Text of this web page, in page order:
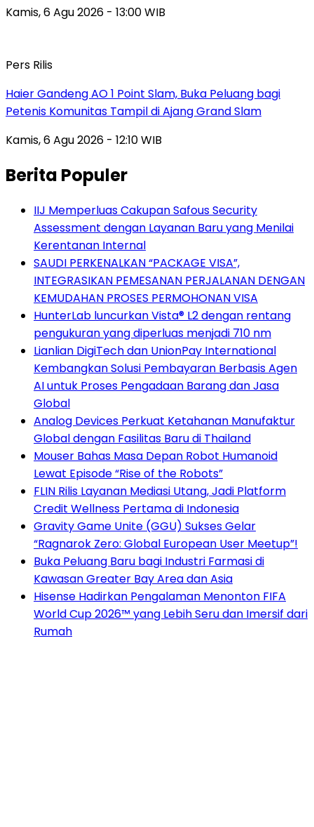
Kamis, 6 Agu 2026 - 13:00 WIB
Pers Rilis
Haier Gandeng AO 1 Point Slam, Buka Peluang bagi
Petenis Komunitas Tampil di Ajang Grand Slam
Kamis, 6 Agu 2026 - 12:10 WIB
Berita Populer
IIJ Memperluas Cakupan Safous Security
Assessment dengan Layanan Baru yang Menilai
Kerentanan Internal
SAUDI PERKENALKAN “PACKAGE VISA”,
INTEGRASIKAN PEMESANAN PERJALANAN DENGAN
KEMUDAHAN PROSES PERMOHONAN VISA
HunterLab luncurkan Vista® L2 dengan rentang
pengukuran yang diperluas menjadi 710 nm
Lianlian DigiTech dan UnionPay International
Kembangkan Solusi Pembayaran Berbasis Agen
AI untuk Proses Pengadaan Barang dan Jasa
Global
Analog Devices Perkuat Ketahanan Manufaktur
Global dengan Fasilitas Baru di Thailand
Mouser Bahas Masa Depan Robot Humanoid
Lewat Episode “Rise of the Robots”
FLIN Rilis Layanan Mediasi Utang, Jadi Platform
Credit Wellness Pertama di Indonesia
Gravity Game Unite (GGU) Sukses Gelar
“Ragnarok Zero: Global European User Meetup”!
Buka Peluang Baru bagi Industri Farmasi di
Kawasan Greater Bay Area dan Asia
Hisense Hadirkan Pengalaman Menonton FIFA
World Cup 2026™ yang Lebih Seru dan Imersif dari
Rumah